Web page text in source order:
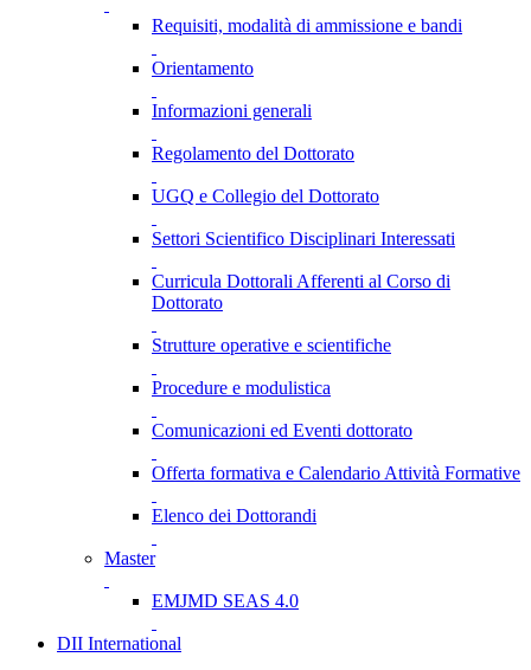
Requisiti, modalità di ammissione e bandi
Orientamento
Informazioni generali
Regolamento del Dottorato
UGQ e Collegio del Dottorato
Settori Scientifico Disciplinari Interessati
Curricula Dottorali Afferenti al Corso di
Dottorato
Strutture operative e scientifiche
Procedure e modulistica
Comunicazioni ed Eventi dottorato
Offerta formativa e Calendario Attività Formative
Elenco dei Dottorandi
Master
EMJMD SEAS 4.0
DII International